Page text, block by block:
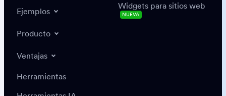
Ejemplos
Producto
Ventajas
Herramientas
Widgets para sitios web
NUEVA